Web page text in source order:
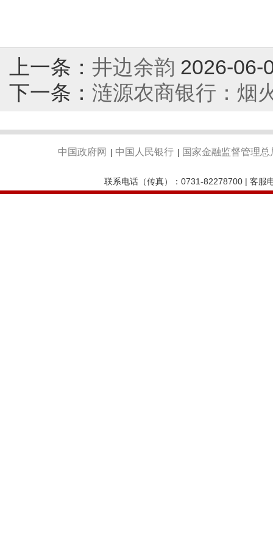
上一条： 井边余韵 2026-06-
下一条： 涟源农商银行：烟
中国政府网 | 中国人民银行 | 国家金融监督管理总
联系电话（传真）：0731-82278700 | 客服